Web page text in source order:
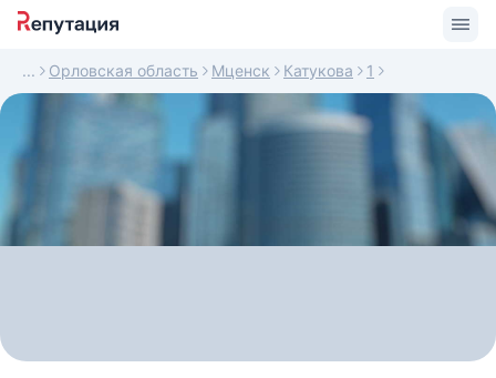
Орловская область Мценск Катукова 1